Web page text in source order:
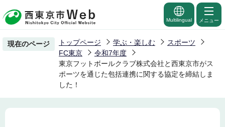
の
ー
Multilingual メニュー
現在のページ トップページ 学ぶ・楽しむ
スポーツ
FC東京
令和7年度
東京フットボールクラブ株式会社と西東京市がス
ポーツを通じた包括連携に関する協定を締結しま
した！